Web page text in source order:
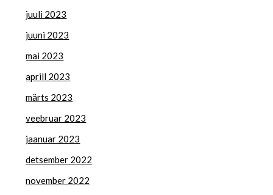
juuli 2023
juuni 2023
mai 2023
aprill 2023
märts 2023
veebruar 2023
jaanuar 2023
detsember 2022
november 2022